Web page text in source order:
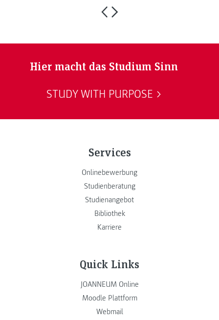
Hier macht das Studium Sinn
STUDY WITH PURPOSE
Services
Onlinebewerbung
Studienberatung
Studienangebot
Bibliothek
Karriere
Quick Links
JOANNEUM Online
Moodle Plattform
Webmail